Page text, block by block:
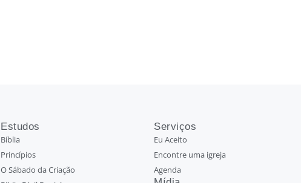
Estudos
Bíblia
Princípios
O Sábado da Criação
Serviços
Eu Aceito
Encontre uma igreja
Agenda